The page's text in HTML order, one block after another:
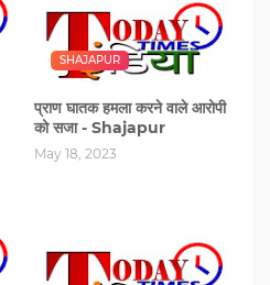
SHAJAPUR
प्राण घातक हमला करने वाले आरोपी
को सजा - Shajapur
May 18, 2023